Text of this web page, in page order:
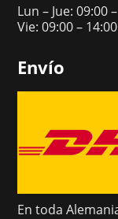
Lun – Jue: 09:00
Vie: 09:00 – 14:00
Envío
En toda